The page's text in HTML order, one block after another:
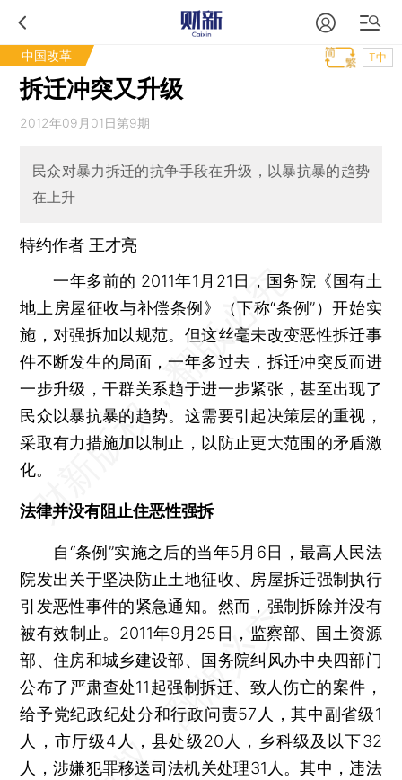
中国改革 T中
拆迁冲突又升级
2012年09月01日第9期
民众对暴力拆迁的抗争手段在升级，以暴抗暴的趋势
在上升
特约作者 王才亮
一年多前的 2011年1月21日，国务院《国有土
地上房屋征收与补偿条例》（下称“条例”）开始实
施，对强拆加以规范。但这丝毫未改变恶性拆迁事
件不断发生的局面，一年多过去，拆迁冲突反而进
一步升级，干群关系趋于进一步紧张，甚至出现了
民众以暴抗暴的趋势。这需要引起决策层的重视，
采取有力措施加以制止，以防止更大范围的矛盾激
化。
法律并没有阻止住恶性强拆
自“条例”实施之后的当年5月6日，最高人民法
院发出关于坚决防止土地征收、房屋拆迁强制执行
引发恶性事件的紧急通知。然而，强制拆除并没有
被有效制止。2011年9月25日，监察部、国土资源
部、住房和城乡建设部、国务院纠风办中央四部门
公布了严肃查处11起强制拆迁、致人伤亡的案件，
给予党纪政纪处分和行政问责57人，其中副省级1
人，市厅级4人，县处级20人，乡科级及以下32
人，涉嫌犯罪移送司法机关处理31人。其中，违法